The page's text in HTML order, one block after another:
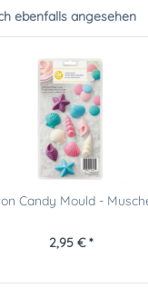
ebenfalls angesehen
Candy Mould -
2,95 € *